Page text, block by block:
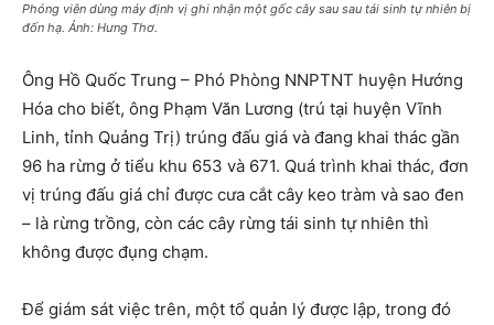
Phóng viên dùng máy định vị ghi nhận một gốc cây sau sau tái sinh tự nhiên bị
đốn hạ. Ảnh: Hưng Thơ.
Ông Hồ Quốc Trung – Phó Phòng NNPTNT huyện Hướng
Hóa cho biết, ông Phạm Văn Lương (trú tại huyện Vĩnh
Linh, tỉnh Quảng Trị) trúng đấu giá và đang khai thác gần
96 ha rừng ở tiểu khu 653 và 671. Quá trình khai thác, đơn
vị trúng đấu giá chỉ được cưa cắt cây keo tràm và sao đen
– là rừng trồng, còn các cây rừng tái sinh tự nhiên thì
không được đụng chạm.
Để giám sát việc trên, một tổ quản lý được lập, trong đó